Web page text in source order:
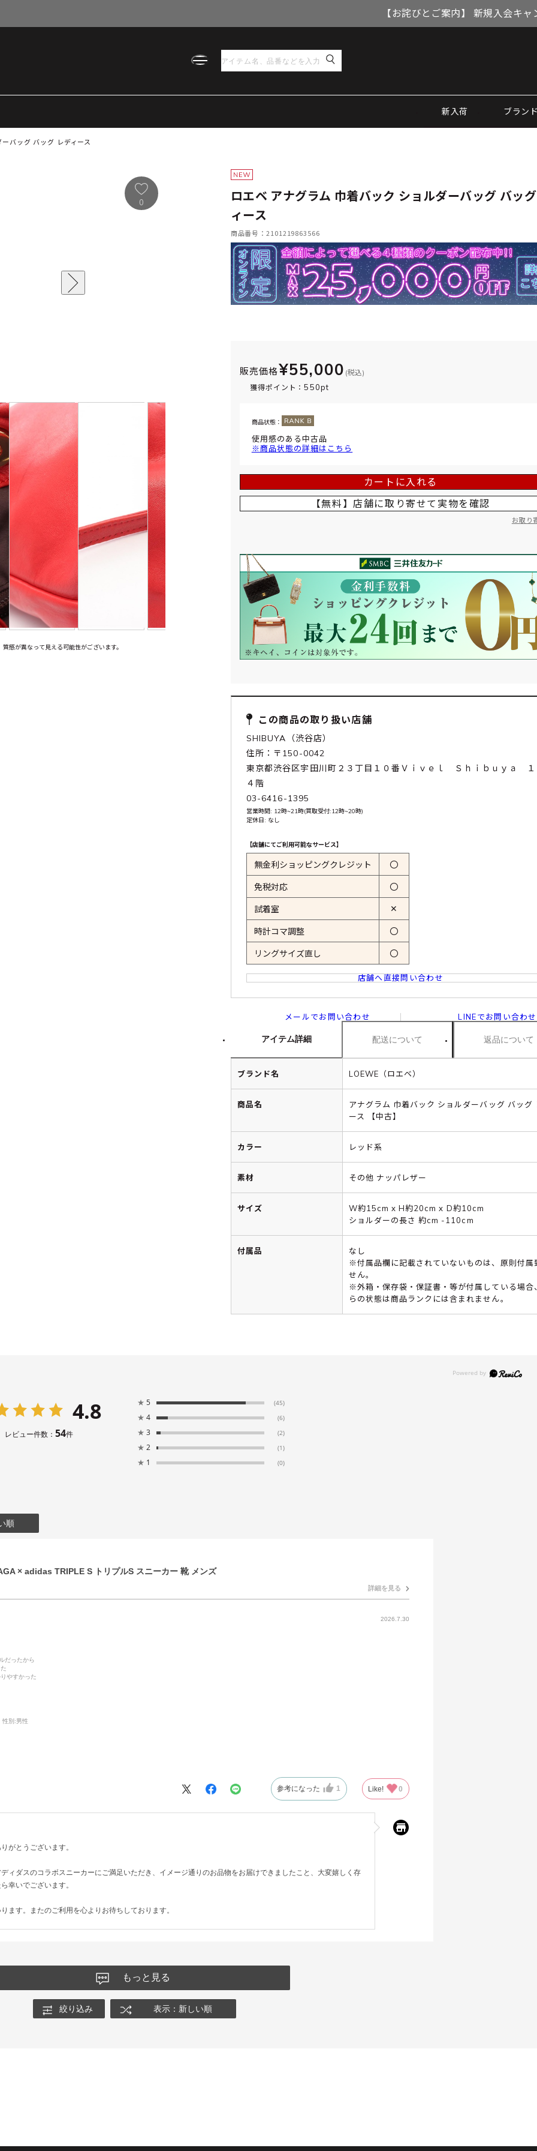
【お詫びとご案内】 新規入会キ
新入荷 ブラン
バッグ バッグ レディース
0
感が異なって見える可能性がございます。
ロエベ アナグラム 巾着バック ショルダーバッグ バッ
ィース
商品番号：2101219863566
販売価格¥55,000 (税込)
獲得ポイント：550pt
商品状態：
使用感のある中古品
※商品状態の詳細はこちら
カートに入れる
【無料】店舗に取り寄せて 実物を確認
お取り
この商品の取り扱い店舗
SHIBUYA（渋谷店）
住所：〒150-0042
東京都渋谷区宇田川町２３丁目１０番Ｖｉｖｅｌ Ｓｈｉｂｕｙａ
４階
03-6416-1395
営業時間: 12時~21時(買取受付:12時~20時)
定休日: なし
【店舗にてご利用可能なサービス】
無金利ショッピングクレジット 〇
免税対応 〇
試着室 ✕
時計コマ調整 〇
リングサイズ直し 〇
店舗へ直接問い合わせ
メールでお問い合わせ LINEでお問い合わせ
アイテム詳細 配送について 返品について
ブランド名 LOEWE（ロエベ）
商品名
アナグラム 巾着バック ショルダーバッグ バッグ
ース 【中古】
カラー レッド系
素材 その他 ナッパレザー
サイズ
W約15cm x H約20cm x D約10cm
ショルダーの長さ 約cm -110cm
付属品
なし
※付属品欄に記載されていないものは、原則付属
せん。
※外箱・保存袋・保証書・等が付属している場合
らの状態は商品ランクには含まれません。
4.8
レビュー件数： 54件
★ 5 (45)
★ 4 (6)
★ 3 (2)
★ 2 (1)
★ 1 (0)
順
× adidas TRIPLE S トリプルS スニーカー 靴 メンズ
詳細を見る
2026.7.30
だったから
やすかった
性別:男性
参考になった 1 Like! 0
がとうございます。
ィダスのコラボスニーカーにご満足いただき、イメージ通りのお品物をお届けできましたこと、大変嬉しく存
幸いでございます。
ます。またのご利用を心よりお待ちしております。
もっと見る
絞り込み 表示：新しい順